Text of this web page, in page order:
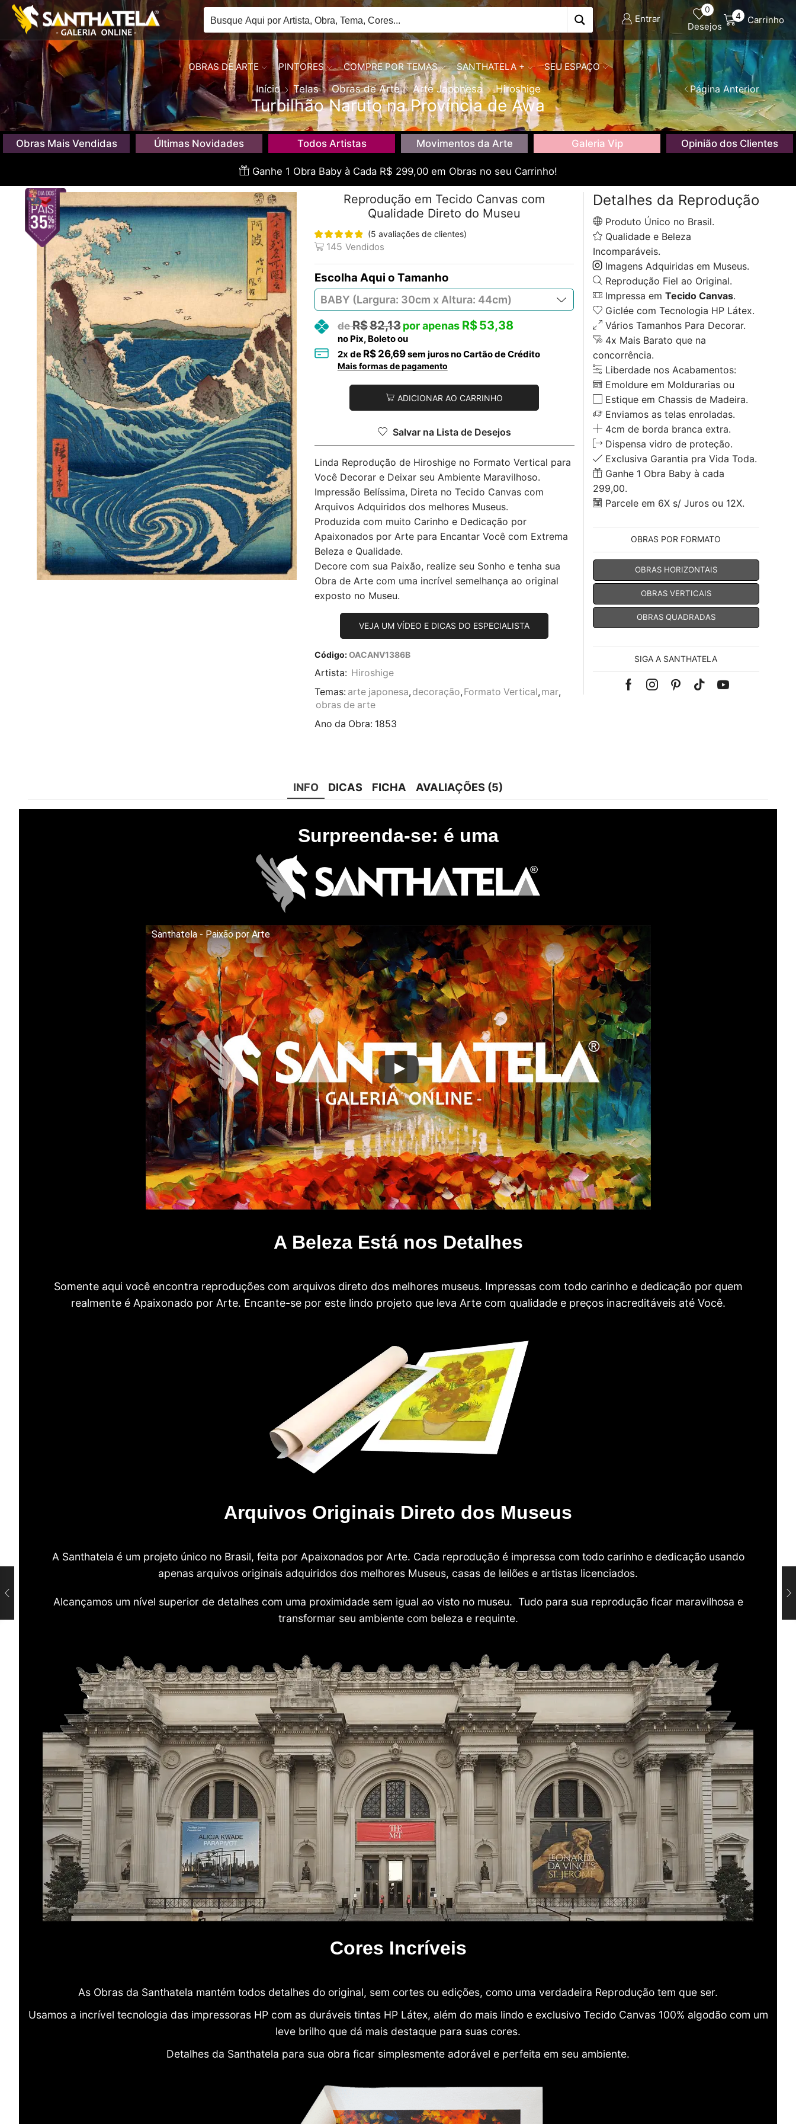
Entrar
0
Desejos
4 Carrinho
OBRAS DE ARTE PINTORES COMPRE POR TEMAS SANTHATELA + SEU ESPAÇO
Início Telas Obras de Arte Arte Japonesa Hiroshige
Turbilhão Naruto na Província de Awa
Página Anterior
Obras Mais Vendidas Últimas Novidades Todos Artistas Movimentos da Arte Galeria Vip Opinião dos Clientes
Ganhe 1 Obra Baby à Cada R$ 299,00 em Obras no seu Carrinho!
Reprodução em Tecido Canvas com
Qualidade Direto do Museu
(5 avaliações de clientes)
145 Vendidos
Tamanho
R$82,13 R$53,38
no Pix, Boleto ou
2x de R$ 26,69sem juros no Cartão de Crédito
Mais formas de pagamento
ADICIONAR AO CARRINHO
Salvar na Lista de Desejos
Linda Reprodução de Hiroshige no Formato Vertical para
Você Decorar e Deixar seu Ambiente Maravilhoso.
Impressão Belíssima, Direta no Tecido Canvas com
Arquivos Adquiridos dos melhores Museus.
Produzida com muito Carinho e Dedicação por
Apaixonados por Arte para Encantar Você com Extrema
Beleza e Qualidade.
Decore com sua Paixão, realize seu Sonho e tenha sua
Obra de Arte com uma incrível semelhança ao original
exposto no Museu.
VEJA UM VÍDEO E DICAS DO ESPECIALISTA
Código:OACANV1386B
Artista: Hiroshige
Temas: arte japonesa, decoração, Formato Vertical, mar,
obras de arte
Ano da Obra: 1853
Detalhes da Reprodução
Produto Único no Brasil.
Qualidade e Beleza
Incomparáveis.
Imagens Adquiridas em Museus.
Reprodução Fiel ao Original.
Impressa em Tecido Canvas.
Giclée com Tecnologia HP Látex.
Vários Tamanhos Para Decorar.
4x Mais Barato que na
concorrência.
Liberdade nos Acabamentos:
Emoldure em Moldurarias ou
Estique em Chassis de Madeira.
Enviamos as telas enroladas.
4cm de borda branca extra.
Dispensa vidro de proteção.
Exclusiva Garantia pra Vida Toda.
Ganhe 1 Obra Baby à cada
299,00.
Parcele em 6X s/ Juros ou 12X.
OBRAS POR FORMATO
OBRAS HORIZONTAIS
OBRAS VERTICAIS
OBRAS QUADRADAS
SIGA A SANTHATELA
FacebookInstagramPinterest
Tik-Youtube
INFO DICAS FICHA AVALIAÇÕES (5)
Surpreenda-se: é uma
Santhatela - Paixão por Arte
A Beleza Está nos Detalhes
Somente aqui você encontra reproduções com arquivos direto dos melhores museus. Impressas com todo carinho e dedicação por quem
realmente é Apaixonado por Arte. Encante-se por este lindo projeto que leva Arte com qualidade e preços inacreditáveis até Você.
Arquivos Originais Direto dos Museus
A Santhatela é um projeto único no Brasil, feita por Apaixonados por Arte. Cada reprodução é impressa com todo carinho e dedicação usando
apenas arquivos originais adquiridos dos melhores Museus, casas de leilões e artistas licenciados.
Alcançamos um nível superior de detalhes com uma proximidade sem igual ao visto no museu. Tudo para sua reprodução ficar maravilhosa e
transformar seu ambiente com beleza e requinte.
Cores Incríveis
As Obras da Santhatela mantém todos detalhes do original, sem cortes ou edições, como uma verdadeira Reprodução tem que ser.
Usamos a incrível tecnologia das impressoras HP com as duráveis tintas HP Látex, além do mais lindo e exclusivo Tecido Canvas 100% algodão com um
leve brilho que dá mais destaque para suas cores.
Detalhes da Santhatela para sua obra ficar simplesmente adorável e perfeita em seu ambiente.